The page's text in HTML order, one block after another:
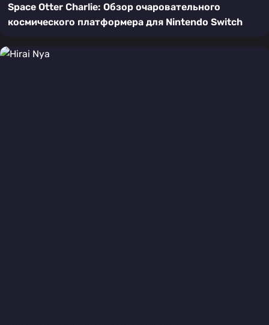
Space Otter Charlie: Обзор очаровательного
космического платформера для Nintendo Switch